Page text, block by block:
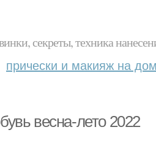
секреты, техника
прически и макияж на
весна-лето 2022